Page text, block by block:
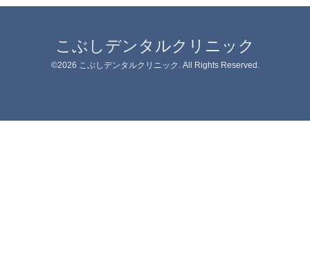
こぶしデンタルクリニック
©2026 こぶしデンタルクリニック . All Rights Reserved.